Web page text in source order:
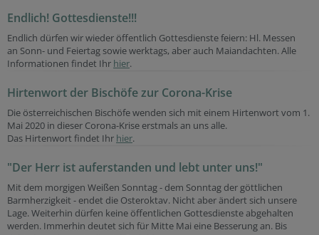
Endlich! Gottesdienste!!!
Endlich dürfen wir wieder öffentlich Gottesdienste feiern: Hl. Messen
an Sonn- und Feiertag sowie werktags, aber auch Maiandachten. Alle
Informationen findet Ihr hier.
Hirtenwort der Bischöfe zur Corona-Krise
Die österreichischen Bischöfe wenden sich mit einem Hirtenwort vom 1.
Mai 2020 in dieser Corona-Krise erstmals an uns alle.
Das Hirtenwort findet Ihr hier.
"Der Herr ist auferstanden und lebt unter uns!"
Mit dem morgigen Weißen Sonntag - dem Sonntag der göttlichen
Barmherzigkeit - endet die Osteroktav. Nicht aber ändert sich unsere
Lage. Weiterhin dürfen keine öffentlichen Gottesdienste abgehalten
werden. Immerhin deutet sich für Mitte Mai eine Besserung an. Bis